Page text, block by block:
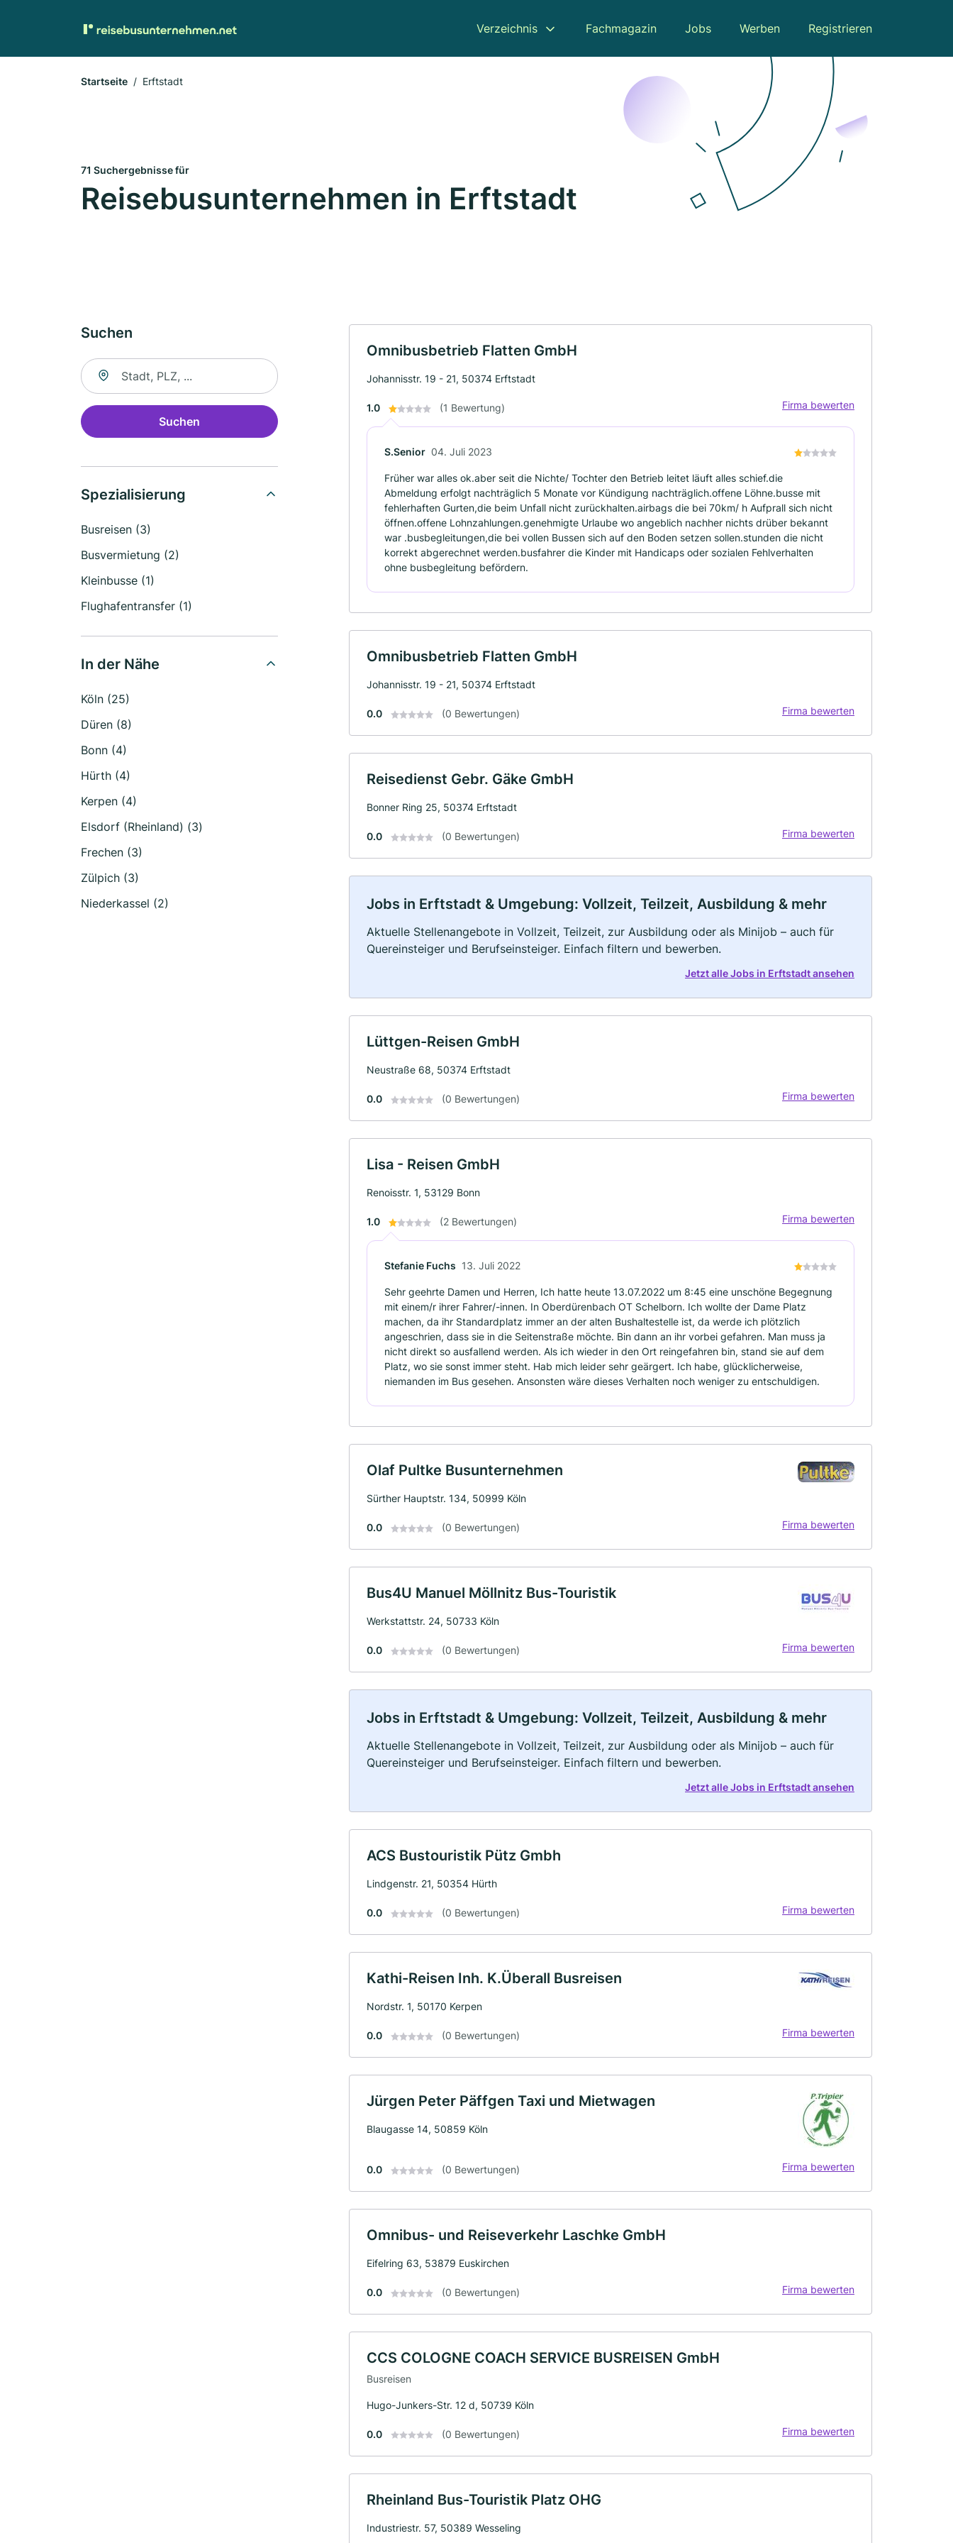
Verzeichnis Fachmagazin Jobs Werben Registrieren
Startseite Erftstadt
71 Suchergebnisse für
Reisebusunternehmen in Erftstadt
Suchen
Suche nach Ort
Suchen
Spezialisierung
Busreisen (3)
Busvermietung (2)
Kleinbusse (1)
Flughafentransfer (1)
In der Nähe
Köln (25)
Düren (8)
Bonn (4)
Hürth (4)
Kerpen (4)
Elsdorf (Rheinland) (3)
Frechen (3)
Zülpich (3)
Niederkassel (2)
Omnibusbetrieb Flatten GmbH
Johannisstr. 19 - 21, 50374 Erftstadt
1.0 (1 Bewertung) Firma bewerten
S.Senior 04. Juli 2023
Früher war alles ok.aber seit die Nichte/ Tochter den Betrieb leitet läuft alles schief.die
Abmeldung erfolgt nachträglich 5 Monate vor Kündigung nachträglich.offene Löhne.busse mit
fehlerhaften Gurten,die beim Unfall nicht zurückhalten.airbags die bei 70km/ h Aufprall sich nicht
öffnen.offene Lohnzahlungen.genehmigte Urlaube wo angeblich nachher nichts drüber bekannt
war .busbegleitungen,die bei vollen Bussen sich auf den Boden setzen sollen.stunden die nicht
korrekt abgerechnet werden.busfahrer die Kinder mit Handicaps oder sozialen Fehlverhalten
ohne busbegleitung befördern.
Omnibusbetrieb Flatten GmbH
Johannisstr. 19 - 21, 50374 Erftstadt
0.0 (0 Bewertungen) Firma bewerten
Reisedienst Gebr. Gäke GmbH
Bonner Ring 25, 50374 Erftstadt
0.0 (0 Bewertungen) Firma bewerten
Jobs in Erftstadt & Umgebung: Vollzeit, Teilzeit, Ausbildung & mehr
Aktuelle Stellenangebote in Vollzeit, Teilzeit, zur Ausbildung oder als Minijob – auch für
Quereinsteiger und Berufseinsteiger. Einfach filtern und bewerben.
Jetzt alle Jobs in Erftstadt ansehen
Lüttgen-Reisen GmbH
Neustraße 68, 50374 Erftstadt
0.0 (0 Bewertungen) Firma bewerten
Lisa - Reisen GmbH
Renoisstr. 1, 53129 Bonn
1.0 (2 Bewertungen) Firma bewerten
Stefanie Fuchs 13. Juli 2022
Sehr geehrte Damen und Herren, Ich hatte heute 13.07.2022 um 8:45 eine unschöne Begegnung
mit einem/r ihrer Fahrer/-innen. In Oberdürenbach OT Schelborn. Ich wollte der Dame Platz
machen, da ihr Standardplatz immer an der alten Bushaltestelle ist, da werde ich plötzlich
angeschrien, dass sie in die Seitenstraße möchte. Bin dann an ihr vorbei gefahren. Man muss ja
nicht direkt so ausfallend werden. Als ich wieder in den Ort reingefahren bin, stand sie auf dem
Platz, wo sie sonst immer steht. Hab mich leider sehr geärgert. Ich habe, glücklicherweise,
niemanden im Bus gesehen. Ansonsten wäre dieses Verhalten noch weniger zu entschuldigen.
Olaf Pultke Busunternehmen
Sürther Hauptstr. 134, 50999 Köln
0.0 (0 Bewertungen) Firma bewerten
Bus4U Manuel Möllnitz Bus-Touristik
Werkstattstr. 24, 50733 Köln
0.0 (0 Bewertungen) Firma bewerten
Jobs in Erftstadt & Umgebung: Vollzeit, Teilzeit, Ausbildung & mehr
Aktuelle Stellenangebote in Vollzeit, Teilzeit, zur Ausbildung oder als Minijob – auch für
Quereinsteiger und Berufseinsteiger. Einfach filtern und bewerben.
Jetzt alle Jobs in Erftstadt ansehen
ACS Bustouristik Pütz Gmbh
Lindgenstr. 21, 50354 Hürth
0.0 (0 Bewertungen) Firma bewerten
Kathi-Reisen Inh. K.Überall Busreisen
Nordstr. 1, 50170 Kerpen
0.0 (0 Bewertungen) Firma bewerten
Jürgen Peter Päffgen Taxi und Mietwagen
Blaugasse 14, 50859 Köln
0.0 (0 Bewertungen) Firma bewerten
Omnibus- und Reiseverkehr Laschke GmbH
Eifelring 63, 53879 Euskirchen
0.0 (0 Bewertungen) Firma bewerten
CCS COLOGNE COACH SERVICE BUSREISEN GmbH
Busreisen
Hugo-Junkers-Str. 12 d, 50739 Köln
0.0 (0 Bewertungen) Firma bewerten
Rheinland Bus-Touristik Platz OHG
Industriestr. 57, 50389 Wesseling